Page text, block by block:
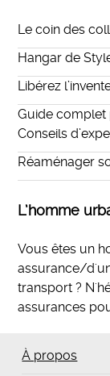
Le coin des
Hangar de
Libérez
Guide complet
Conseils
Réaménager
L’homme
Vous êtes un
assurance/
transport ?
assurances
À propos